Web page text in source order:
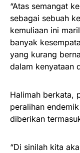
“Atas semangat
sebagai sebuah
kemuliaan ini
banyak
yang kurang
dalam kenyataan
Halimah berkata,
peralihan
diberikan
“Di sinilah kita